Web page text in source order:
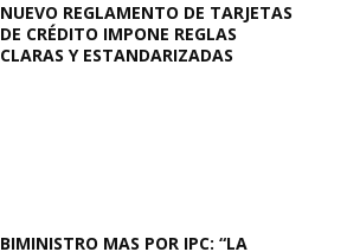
NUEVO REGLAMENTO DE TARJETAS
DE CRÉDITO IMPONE REGLAS
CLARAS Y ESTANDARIZADAS
BIMINISTRO MAS POR IPC: “LA